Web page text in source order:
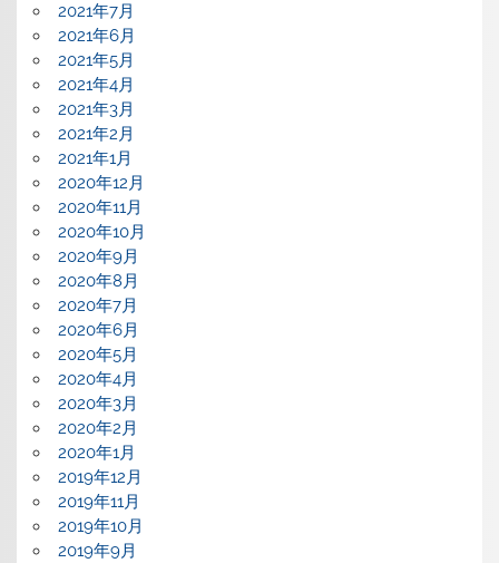
2021年7月
2021年6月
2021年5月
2021年4月
2021年3月
2021年2月
2021年1月
2020年12月
2020年11月
2020年10月
2020年9月
2020年8月
2020年7月
2020年6月
2020年5月
2020年4月
2020年3月
2020年2月
2020年1月
2019年12月
2019年11月
2019年10月
2019年9月